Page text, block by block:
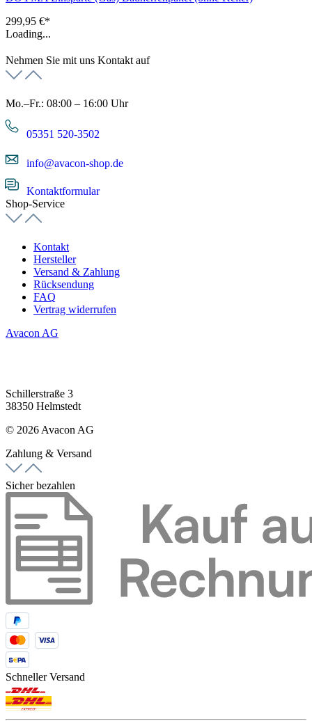
299,95 €*
Loading...
Nehmen Sie mit uns Kontakt auf
Mo.–Fr.: 08:00 – 16:00 Uhr
05351 520-3502
info@avacon-shop.de
Kontaktformular
Shop-Service
Kontakt
Hersteller
Versand & Zahlung
Rücksendung
FAQ
Vertrag widerrufen
Avacon AG
Schillerstraße 3
38350 Helmstedt
© 2026 Avacon AG
Zahlung & Versand
Sicher bezahlen
Schneller Versand